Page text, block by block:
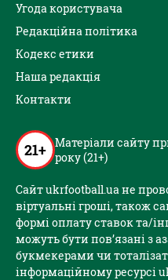
Угода користувача
Редакційна політика
Кодекс етики
Наша редакція
Контакти
21+ Матеріали сайту
року (21+)
Сайт ukrfootball.ua не
віртуальні гроші, також
формі оплату ставок та/
можуть бути пов’язані з
букмекерами чи
інформаційному ресурсі